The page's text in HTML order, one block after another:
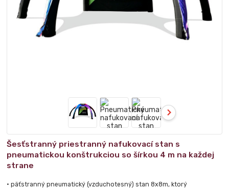
Šesťstranný priestranný nafukovací stan s
pneumatickou konštrukciou so šírkou 4 m na každej
strane
• päťstranný pneumatický (vzduchotesný) stan 8x8m, ktorý